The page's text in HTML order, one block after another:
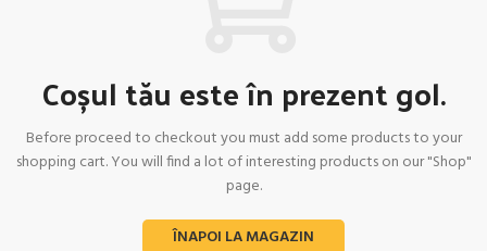
Coșul tău este în prezent gol.
Before proceed to checkout you must add some products to your
shopping cart.You will find a lot of interesting products on our "Shop"
page.
ÎNAPOI LA MAGAZIN